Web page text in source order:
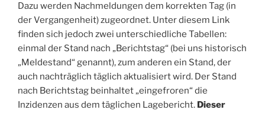
Dazu werden Nachmeldungen dem korrekten Tag (in
der Vergangenheit) zugeordnet. Unter diesem Link
finden sich jedoch zwei unterschiedliche Tabellen:
einmal der Stand nach „Berichtstag“ (bei uns historisch
„Meldestand“ genannt), zum anderen ein Stand, der
auch nachträglich täglich aktualisiert wird. Der Stand
nach Berichtstag beinhaltet „eingefroren“ die
Inzidenzen aus dem täglichen Lagebericht. Dieser